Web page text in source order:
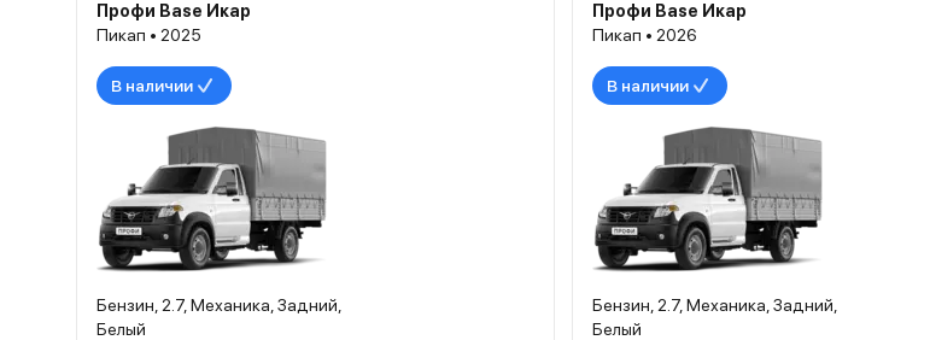
Профи Base Икар
Пикап • 2025
В наличии
Бензин, 2.7, Механика, Задний,
Белый
Профи Base Икар
Пикап • 2026
В наличии
Бензин, 2.7, Механика, Задний,
Белый